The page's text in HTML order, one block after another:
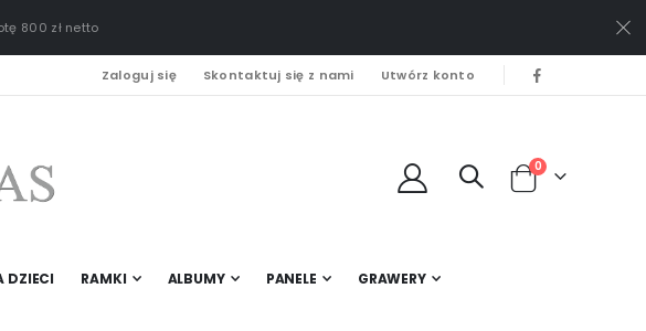
800 zł netto
Zaloguj się Skontaktuj się z nami Utwórz konto
Cart
0
DZIECI RAMKI ALBUMY PANELE GRAWERY